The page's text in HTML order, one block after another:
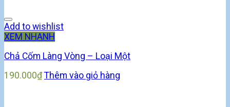
Add to wishlist
XEM NHANH
Chả Cốm Làng Vòng – Loại Một
190.000₫ Thêm vào giỏ hàng